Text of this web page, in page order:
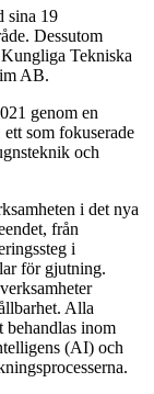
sina 19
Dessutom
Tekniska
AB.
genom en
som fokuserade
och
i det nya
från
i
för gjutning.
Alla
behandlas inom
(AI) och